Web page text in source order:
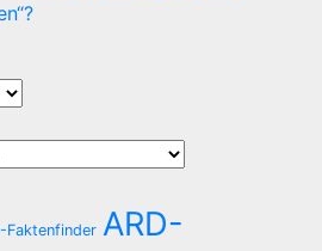
Faktenfinder ARD-